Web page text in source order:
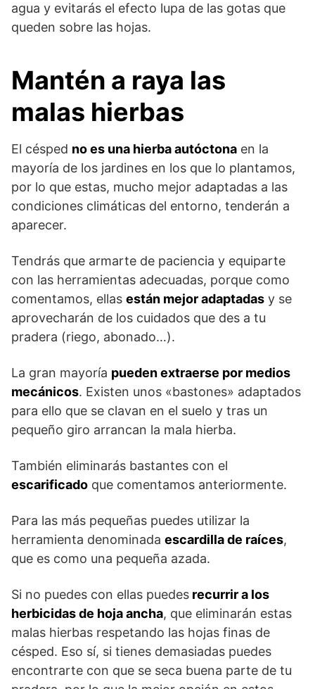
agua y evitarás el efecto lupa de las gotas que
queden sobre las hojas.
Mantén a raya las
malas hierbas
El césped no es una hierba autóctona en la
mayoría de los jardines en los que lo plantamos,
por lo que estas, mucho mejor adaptadas a las
condiciones climáticas del entorno, tenderán a
aparecer.
Tendrás que armarte de paciencia y equiparte
con las herramientas adecuadas, porque como
comentamos, ellas están mejor adaptadas y se
aprovecharán de los cuidados que des a tu
pradera (riego, abonado…).
La gran mayoría pueden extraerse por medios
mecánicos. Existen unos «bastones» adaptados
para ello que se clavan en el suelo y tras un
pequeño giro arrancan la mala hierba.
También eliminarás bastantes con el
escarificado que comentamos anteriormente.
Para las más pequeñas puedes utilizar la
herramienta denominada escardilla de raíces,
que es como una pequeña azada.
Si no puedes con ellas puedes recurrir a los
herbicidas de hoja ancha, que eliminarán estas
malas hierbas respetando las hojas finas de
césped. Eso sí, si tienes demasiadas puedes
encontrarte con que se seca buena parte de tu